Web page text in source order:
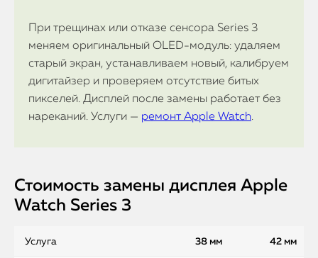
При трещинах или отказе сенсора Series 3
меняем оригинальный OLED-модуль: удаляем
старый экран, устанавливаем новый, калибруем
дигитайзер и проверяем отсутствие битых
пикселей. Дисплей после замены работает без
нареканий. Услуги — ремонт Apple Watch.
Стоимость замены дисплея Apple
Watch Series 3
Услуга 38 мм 42 мм